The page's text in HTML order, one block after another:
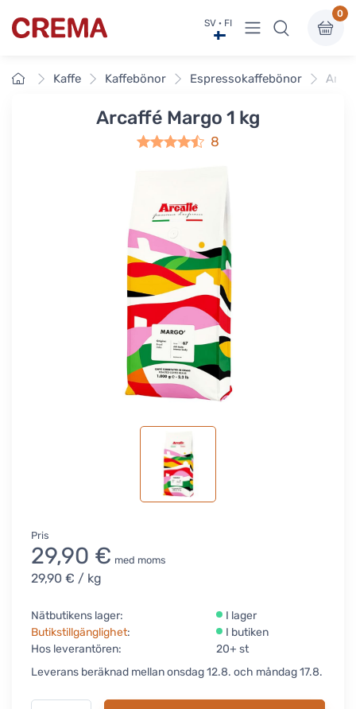
Crema SV · FI Visa undermeny
0
Framsidan
Kaffe Kaffebönor Espressokaffebönor
Arcaffé Margo 1 kg
8
Pris
29,90 € med moms
29,90 € / kg
Nätbutikens lager:
I lager
Butikstillgänglighet:
I butiken
Hos leverantören:
20+ st
Leverans beräknad mellan onsdag 12.8. och måndag 17.8.